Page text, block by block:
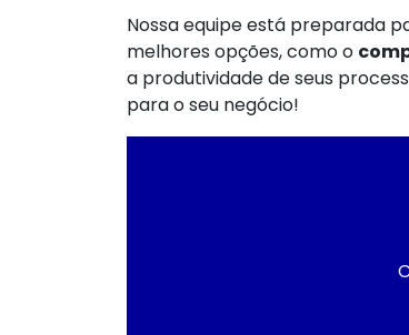
Nossa equipe está preparada
melhores opções, como o
a produtividade de seus
para o seu negócio!